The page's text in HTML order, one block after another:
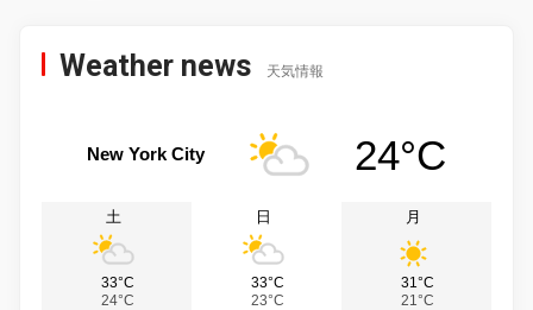
Weather news 天気情報
New York City 24°C
土
33°C
24°C
日
33°C
23°C
月
31°C
21°C